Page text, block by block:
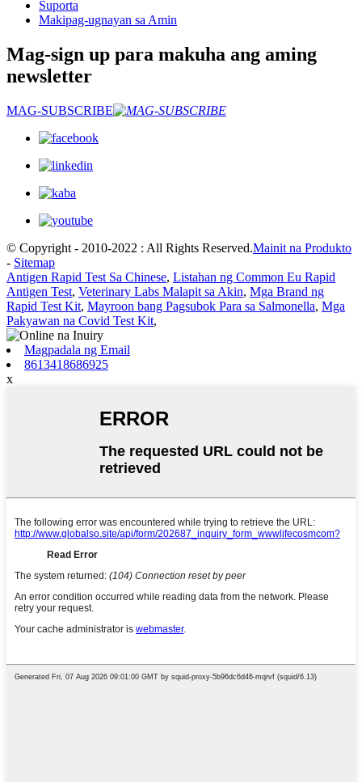
Suporta
Makipag-ugnayan sa Amin
Mag-sign up para makuha ang aming
newsletter
MAG-SUBSCRIBE
© Copyright - 2010-2022 : All Rights Reserved.Mainit na Produkto
- Sitemap
Antigen Rapid Test Sa Chinese, Listahan ng Common Eu Rapid
Antigen Test, Veterinary Labs Malapit sa Akin, Mga Brand ng
Rapid Test Kit, Mayroon bang Pagsubok Para sa Salmonella, Mga
Pakyawan na Covid Test Kit,
Magpadala ng Email
8613418686925
x